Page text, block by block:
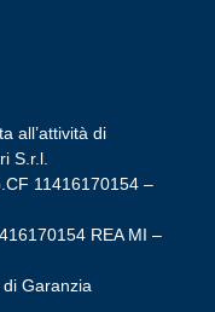
all’attività di
S.r.l.
11416170154 –
REA MI –
Garanzia